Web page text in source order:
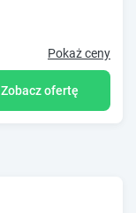
Pokaż ceny
Zobacz ofertę